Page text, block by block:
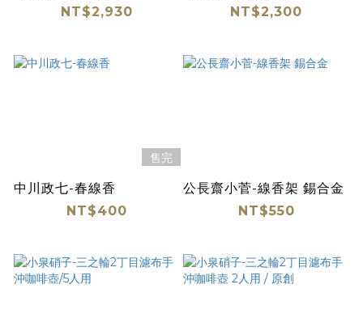
NT$2,930
NT$2,300
售完
中川政七-春線香
NT$400
公長齋小菅-線香架 錫合金
NT$550